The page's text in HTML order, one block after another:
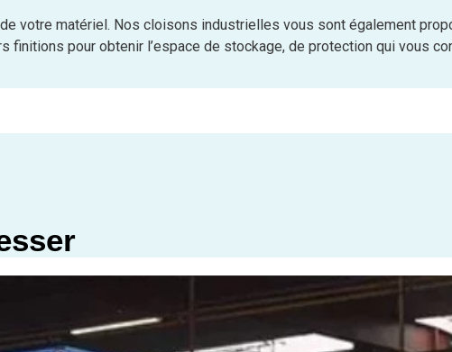
votre matériel. Nos cloisons industrielles vous sont également
pour obtenir l’espace de stockage, de protection qui vous